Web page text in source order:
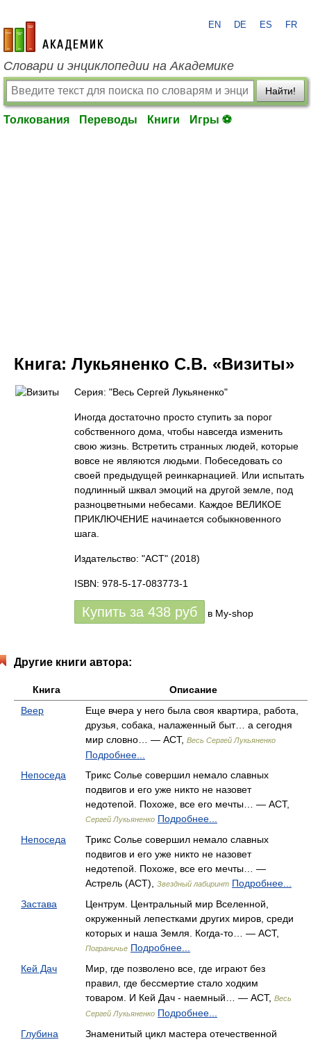
academic.ru
EN DE ES FR
Словари и энциклопедии на Академике
Найти!
Толкования Переводы Книги Игры ⚽
Книга: Лукьяненко С.В. «Визиты»
Серия: "Весь Сергей Лукьяненко"
Иногда достаточно просто ступить за порог
собственного дома, чтобы навсегда изменить
свою жизнь. Встретить странных людей, которые
вовсе не являются людьми. Побеседовать со
своей предыдущей реинкарнацией. Или испытать
подлинный шквал эмоций на другой земле, под
разноцветными небесами. Каждое ВЕЛИКОЕ
ПРИКЛЮЧЕНИЕ начинается собыкновенного
шага.
Издательство: "АСТ" (2018)
ISBN: 978-5-17-083773-1
Купить за 438 руб в My-shop
Другие книги автора:
Книга
Описание
Веер
Еще вчера у него была своя квартира, работа,
друзья, собака, налаженный быт… а сегодня
мир словно… — АСТ, Весь Сергей Лукьяненко
Подробнее...
Непоседа
Трикс Солье совершил немало славных
подвигов и его уже никто не назовет
недотепой. Похоже, все его мечты… — АСТ,
Сергей Лукьяненко Подробнее...
Непоседа
Трикс Солье совершил немало славных
подвигов и его уже никто не назовет
недотепой. Похоже, все его мечты… —
Астрель (АСТ),
Звездный лабиринт Подробнее...
Застава
Центрум. Центральный мир Вселенной,
окруженный лепестками других миров, среди
которых и наша Земля. Когда-то… — АСТ,
Пограничье Подробнее...
Кей Дач
Мир, где позволено все, где играют без
правил, где бессмертие стало ходким
товаром. И Кей Дач - наемный… — АСТ, Весь
Сергей Лукьяненко Подробнее...
Глубина
Знаменитый цикл мастера отечественной